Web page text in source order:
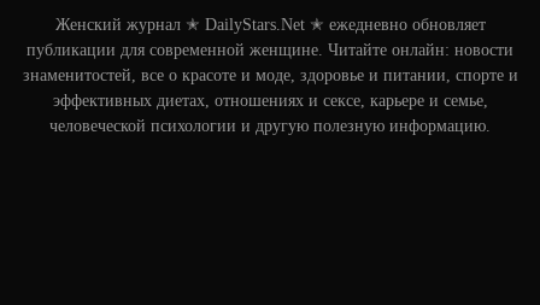
Женский журнал ✭ DailyStars.Net ✭ ежедневно обновляет
публикации для современной женщине. Читайте онлайн: новости
знаменитостей, все о красоте и моде, здоровье и питании, спорте и
эффективных диетах, отношениях и сексе, карьере и семье,
человеческой психологии и другую полезную информацию.